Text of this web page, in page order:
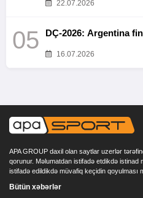
22.07.2026
05 DÇ-2026: Argentina
16.07.2026
APA GROUP daxil olan saytlar uzerlər
qorunur. Məlumatdan istifadə etdikdə istinad
istifadə edildikdə müvafiq keçidin qoyulması
Bütün xəbərlər